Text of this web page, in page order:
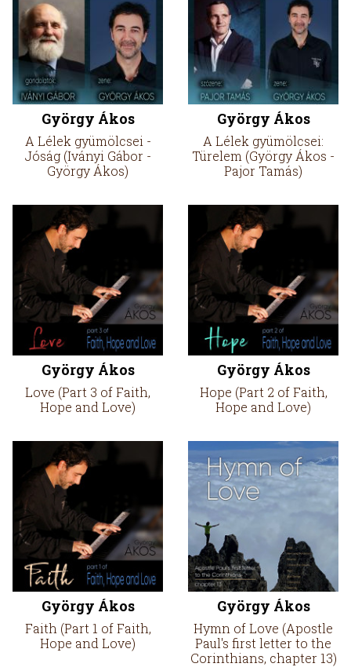
György Ákos
A Lélek gyümölcsei -
Jóság (Iványi Gábor -
György Ákos)
György Ákos
A Lélek gyümölcsei:
Türelem (György Ákos -
Pajor Tamás)
György Ákos
Love (Part 3 of Faith,
Hope and Love)
György Ákos
Hope (Part 2 of Faith,
Hope and Love)
György Ákos
Faith (Part 1 of Faith,
Hope and Love)
György Ákos
Hymn of Love (Apostle
Paul's first letter to the
Corinthians, chapter 13)